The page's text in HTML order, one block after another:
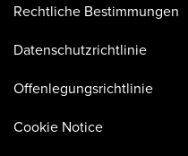
Rechtliche Bestimmungen
Datenschutzrichtlinie
Offenlegungsrichtlinie
Cookie Notice